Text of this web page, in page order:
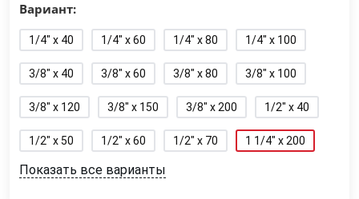
Вариант:
1/4" x 40 1/4" x 60 1/4" x 80 1/4" x 100
3/8" x 40 3/8" x 60 3/8" x 80 3/8" x 100
3/8" x 120 3/8" x 150 3/8" x 200 1/2" x 40
1/2" x 50 1/2" x 60 1/2" x 70 1 1/4" x 200
Показать все варианты